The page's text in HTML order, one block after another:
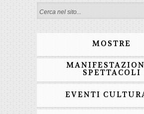
Form di ricerca
MOSTRE
SPETTACOLI
EVENTI